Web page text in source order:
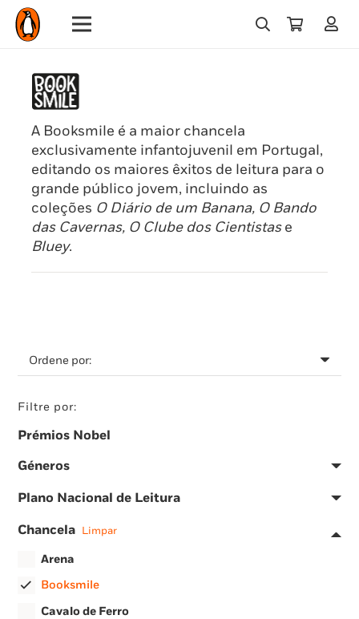
A Booksmile é a maior chancela
exclusivamente infantojuvenil em Portugal,
editando os maiores êxitos de leitura para o
grande público jovem, incluindo as
coleções O Diário de um Banana, O Bando
das Cavernas, O Clube dos Cientistase
Bluey.
Filtre por:
Prémios Nobel
Géneros
Plano Nacional de Leitura
Chancela Limpar
Arena
Booksmile
Cavalo de Ferro